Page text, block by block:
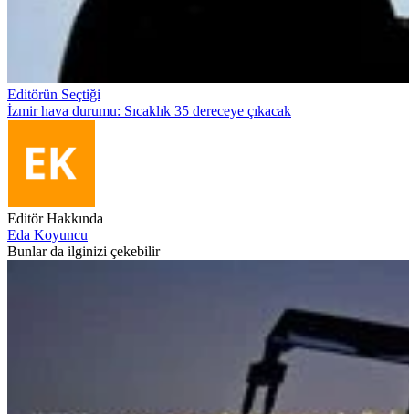
Editörün Seçtiği
İzmir hava durumu: Sıcaklık 35 dereceye çıkacak
Editör Hakkında
Eda Koyuncu
Bunlar da ilginizi çekebilir